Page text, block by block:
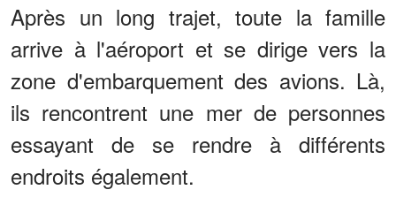
Après un long trajet, toute la famille
arrive à l'aéroport et se dirige vers la
zone d'embarquement des avions. Là,
ils rencontrent une mer de personnes
essayant de se rendre à différents
endroits également.